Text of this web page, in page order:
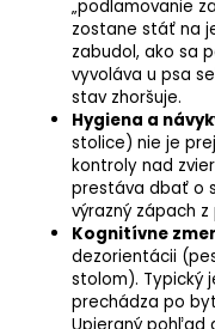
„podlamovanie
zostane stáť na
zabudol, ako sa
vyvoláva u psa
stav zhoršuje.
Hygiena a
stolice) nie je
kontroly nad
prestáva dbať o
výrazný zápach
Kognitívne
dezorientácii
stolom). Typický
prechádza po